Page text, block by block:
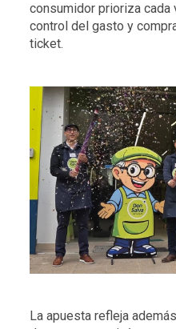
consumidor prioriza cada
control del gasto y
ticket.
La apuesta refleja